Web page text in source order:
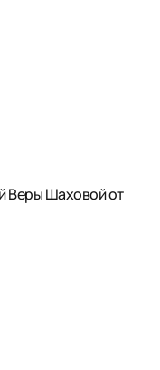
Веры Шаховой от